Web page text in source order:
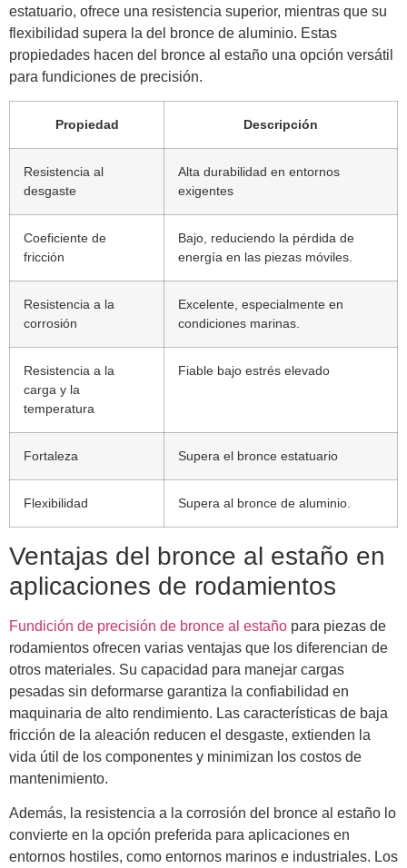
estatuario, ofrece una resistencia superior, mientras que su
flexibilidad supera la del bronce de aluminio. Estas
propiedades hacen del bronce al estaño una opción versátil
para fundiciones de precisión.
Propiedad Descripción
Resistencia al
desgaste
Alta durabilidad en entornos
exigentes
Coeficiente de
fricción
Bajo, reduciendo la pérdida de
energía en las piezas móviles.
Resistencia a la
corrosión
Excelente, especialmente en
condiciones marinas.
Resistencia a la
carga y la
temperatura
Fiable bajo estrés elevado
Fortaleza Supera el bronce estatuario
Flexibilidad Supera al bronce de aluminio.
Ventajas del bronce al estaño en
aplicaciones de rodamientos
Fundición de precisión de bronce al estaño para piezas de
rodamientos ofrecen varias ventajas que los diferencian de
otros materiales. Su capacidad para manejar cargas
pesadas sin deformarse garantiza la confiabilidad en
maquinaria de alto rendimiento. Las características de baja
fricción de la aleación reducen el desgaste, extienden la
vida útil de los componentes y minimizan los costos de
mantenimiento.
Además, la resistencia a la corrosión del bronce al estaño lo
convierte en la opción preferida para aplicaciones en
entornos hostiles, como entornos marinos e industriales. Los